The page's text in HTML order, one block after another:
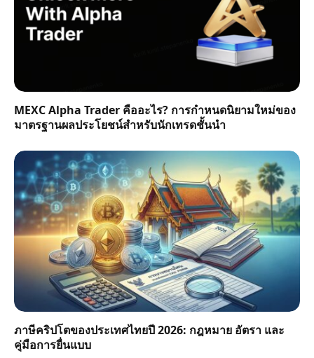
MEXC Alpha Trader คืออะไร? การกำหนดนิยามใหม่ของ
มาตรฐานผลประโยชน์สำหรับนักเทรดชั้นนำ
ภาษีคริปโตของประเทศไทยปี 2026: กฎหมาย อัตรา และ
คู่มือการยื่นแบบ